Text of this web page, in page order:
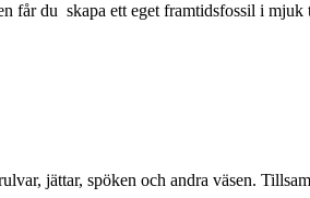
får du skapa ett eget framtidsfossil i mjuk
jättar, spöken och andra väsen.